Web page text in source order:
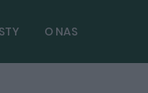
O NAS